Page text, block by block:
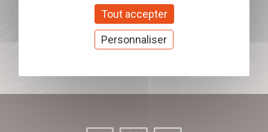
Offrez nos chèques
cadeaux
J'offre des chèques cadeaux
Tout accepter
Personnaliser